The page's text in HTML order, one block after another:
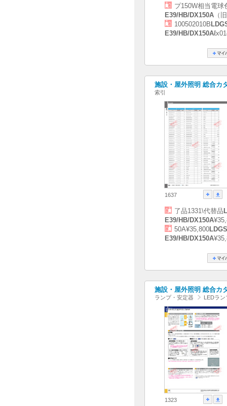
プ150W相当電球
E39/HB/DX150A （
100502010B
E39/HB/DX150A
施設・屋外照明 総合カ
索引
1637
了品1331\代替品
E39/HB/DX150A
50A¥35,800
E39/HB/DX150A
施設・屋外照明 総合カ
ランプ・安定器 LEDラン
1323